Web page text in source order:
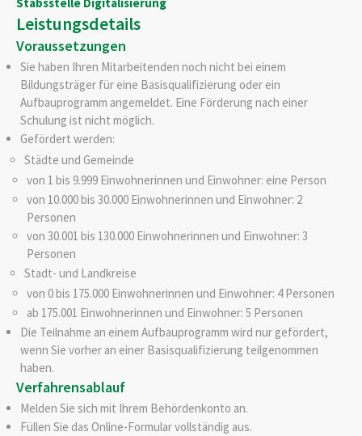
Leistungsdetails
Voraussetzungen
Sie haben Ihren Mitarbeitenden noch nicht bei einem
Bildungsträger für eine Basisqualifizierung oder ein
Aufbauprogramm angemeldet. Eine Förderung nach einer
Schulung ist nicht möglich.
Gefördert werden:
Städte und Gemeinde
von 1 bis 9.999 Einwohnerinnen und Einwohner: eine Person
von 10.000 bis 30.000 Einwohnerinnen und Einwohner: 2
Personen
von 30.001 bis 130.000 Einwohnerinnen und Einwohner: 3
Personen
Stadt- und Landkreise
von 0 bis 175.000 Einwohnerinnen und Einwohner: 4 Personen
ab 175.001 Einwohnerinnen und Einwohner: 5 Personen
Die Teilnahme an einem Aufbauprogramm wird nur gefördert,
wenn Sie vorher an einer Basisqualifizierung teilgenommen
haben.
Verfahrensablauf
Melden Sie sich mit Ihrem Behördenkonto an.
Füllen Sie das Online-Formular vollständig aus.